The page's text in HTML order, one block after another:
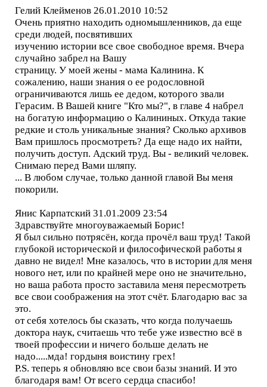
Гелий Клейменов 26.01.2010 10:52
Очень приятно находить одномышленников, да еще
среди людей, посвятивших
изучению истории все свое свободное время. Вчера
случайно забрел на Вашу
страницу. У моей жены - мама Калинина. К
сожалению, наши знания о ее родословной
ограничиваются лишь ее дедом, которого звали
Герасим. В Вашей книге "Кто мы?", в главе 4 набрел
на богатую информацию о Калининых. Откуда такие
редкие и столь уникальные знания? Сколько архивов
Вам пришлось просмотреть? Да еще надо их найти,
получить доступ. Адский труд. Вы - великий человек.
Снимаю перед Вами шляпу.
... В любом случае, только данной главой Вы меня
покорили.
Янис Карпатский 31.01.2009 23:54
Здравствуйте многоуважаемый Борис!
Я был сильно потрясён, когда прочёл ваш труд! Такой
глубокой исторической и философической работы я
давно не видел! Мне казалось, что в истории для меня
нового нет, или по крайней мере оно не значительно,
но ваша работа просто заставила меня пересмотреть
все свои соображения на этот счёт. Благодарю вас за
это.
от себя хотелось бы сказать, что когда получаешь
доктора наук, считаешь что тебе уже известно всё в
твоей профессии и ничего больше делать не
надо.....мда! гордыня воистину грех!
P.S. теперь я обновляю все свои базы знаний. И это
благодаря вам! От всего сердца спасибо!